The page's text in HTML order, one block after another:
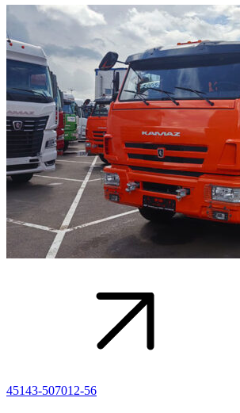
45143-507012-56